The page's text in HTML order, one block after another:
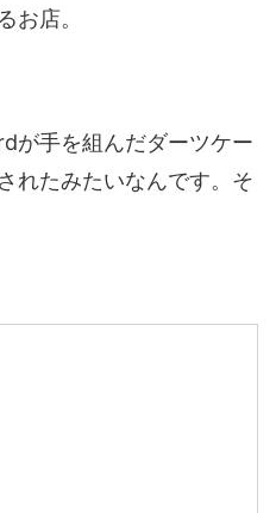
お店。
手を組んだダーツケー
れたみたいなんです。そ